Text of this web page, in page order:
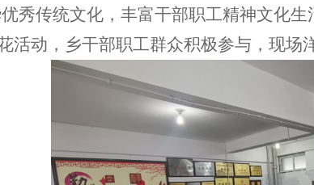
秀传统文化，丰富干部职工精神文化生
活动，乡干部职工群众积极参与，现场